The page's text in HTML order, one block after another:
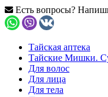
Есть вопросы?
Тайская аптека
Тайские Мишки.
Для волос
Для лица
Для тела